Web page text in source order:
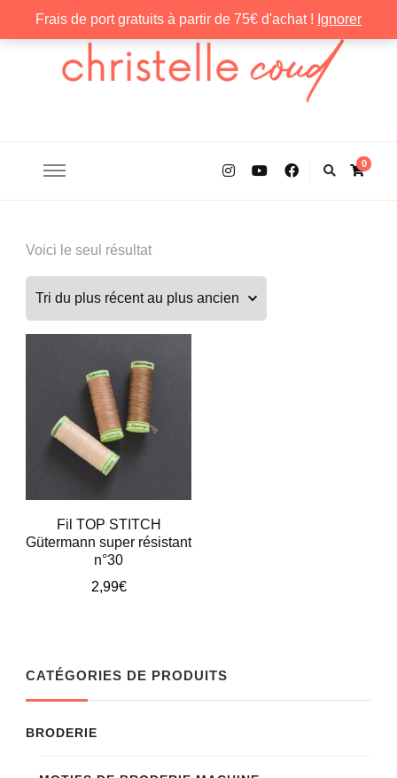
Frais de port gratuits à partir de 75€ d'achat ! Ignorer
0
Voici le seul résultat
Fil TOP STITCH
Gütermann super résistant
n°30
2,99€
a
plusieurs
CATÉGORIES DE PRODUITS
BRODERIE